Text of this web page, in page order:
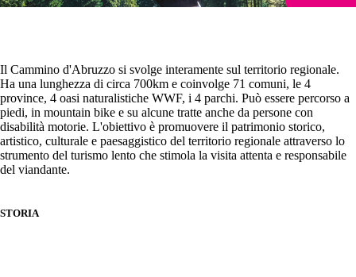
Il Cammino d'Abruzzo si svolge interamente sul territorio regionale.
Ha una lunghezza di circa 700km e coinvolge 71 comuni, le 4
province, 4 oasi naturalistiche WWF, i 4 parchi. Può essere percorso a
piedi, in mountain bike e su alcune tratte anche da persone con
disabilità motorie. L'obiettivo è promuovere il patrimonio storico,
artistico, culturale e paesaggistico del territorio regionale attraverso lo
strumento del turismo lento che stimola la visita attenta e responsabile
del viandante.
STORIA